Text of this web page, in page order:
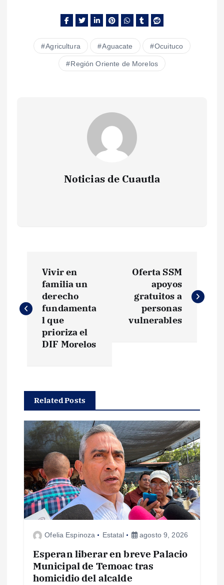
Agricultura Aguacate Ocuituco
Región Oriente de Morelos
Noticias de Cuautla
v
a
c
ó
n
d
Vivir en
familia un
derecho
fundamenta
l que
prioriza el
DIF Morelos
Oferta SSM
apoyos
gratuitos a
personas
vulnerables
Related Posts
Ofelia Espinoza Estatal agosto 9, 2026
Esperan liberar en breve Palacio
Municipal de Temoac tras
homicidio del alcalde